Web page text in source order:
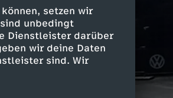
setzen wir
unbedingt
Dienstleister darüber
wir deine Daten
sind. Wir